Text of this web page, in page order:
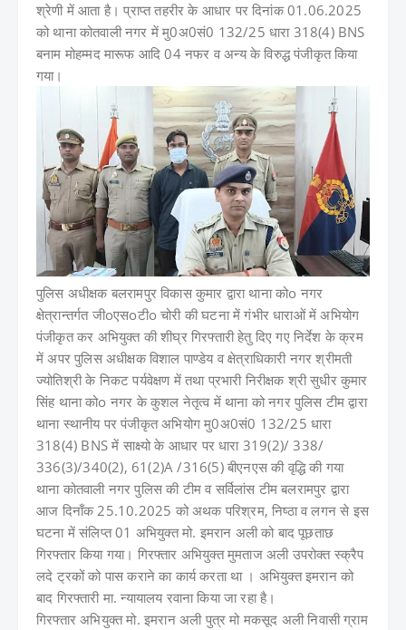
श्रेणी में आता है। प्राप्त तहरीर के आधार पर दिनांक 01.06.2025
को थाना कोतवाली नगर में मु0अ0सं0 132/25 धारा 318(4) BNS
बनाम मोहम्मद मारूफ आदि 04 नफर व अन्य के विरुद्ध पंजीकृत किया
गया।
पुलिस अधीक्षक बलरामपुर विकास कुमार द्वारा थाना कोo नगर
क्षेत्रान्तर्गत जीoएसoटीo चोरी की घटना में गंभीर धाराओं में अभियोग
पंजीकृत कर अभियुक्त की शीघ्र गिरफ्तारी हेतु दिए गए निर्देश के क्रम
में अपर पुलिस अधीक्षक विशाल पाण्डेय व क्षेत्राधिकारी नगर श्रीमती
ज्योतिश्री के निकट पर्यवेक्षण में तथा प्रभारी निरीक्षक श्री सुधीर कुमार
सिंह थाना कोo नगर के कुशल नेतृत्व मेंथाना को नगर पुलिस टीम द्वारा
थाना स्थानीय पर पंजीकृत अभियोग मु0अ0सं0 132/25 धारा
318(4) BNS में साक्ष्यो के आधार पर धारा 319(2)/ 338/
336(3)/340(2), 61(2)A /316(5) बीएनएस की वृद्धि की गया
थाना कोतवाली नगर पुलिस की टीम व सर्विलांस टीम बलरामपुर द्वारा
आज दिनाँक 25.10.2025 को अथक परिश्रम, निष्ठा व लगन से इस
घटना में संलिप्त 01 अभियुक्त मो. इमरान अली को बाद पूछताछ
गिरफ्तार किया गया। गिरफ्तार अभियुक्त मुमताज अली उपरोक्त स्क्रैप
लदे ट्रकों को पास कराने का कार्य करता था । अभियुक्त इमरान को
बाद गिरफ्तारी मा. न्यायालय रवाना किया जा रहा है।
गिरफ्तार अभियुक्तमो. इमरान अली पुत्र मो मकसूद अली निवासी ग्राम